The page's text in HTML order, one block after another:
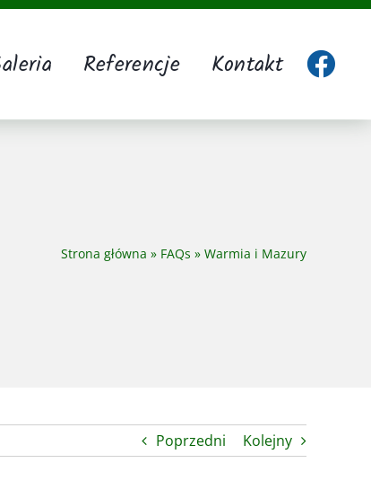
Referencje Kontakt
Strona główna » FAQs » Warmia i Mazury
Poprzedni Kolejny